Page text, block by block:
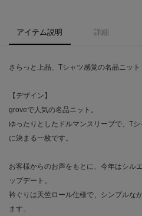
アイテム説明 詳細
さらっと上品、Tシャツ感覚の名品ニット
【デザイン】
groveで人気の名品ニット。
ゆったりとしたドルマンスリーブで、T
に決まる一枚です。
お客様からのお声をもとに、今年はシル
ップデート。
衿ぐりは天竺ロール仕様で、シンプルな
ます。